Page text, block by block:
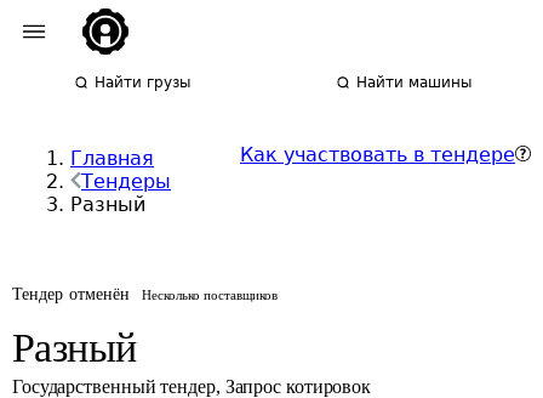
Найти грузы Найти машины
Главная
Тендеры
Разный
Как участвовать в тендере
Тендер отменён Несколько поставщиков
Разный
Государственный тендер, Запрос котировок